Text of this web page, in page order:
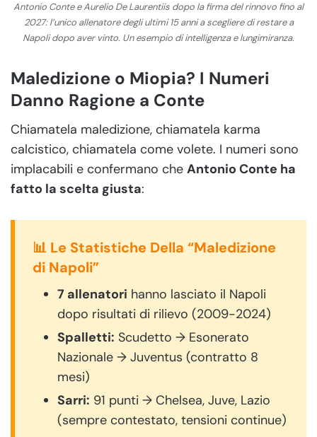
Antonio Conte e Aurelio De Laurentiis dopo la firma del rinnovo fino al
2027: l’unico allenatore degli ultimi 15 anni a scegliere di restare a
Napoli dopo aver vinto. Un esempio di intelligenza e lungimiranza.
Maledizione o Miopia? I Numeri
Danno Ragione a Conte
Chiamatela maledizione, chiamatela karma
calcistico, chiamatela come volete. I numeri sono
implacabili e confermano che Antonio Conte ha
fatto la scelta giusta:
📊 Le Statistiche Della “Maledizione
di Napoli”
7 allenatori hanno lasciato il Napoli
dopo risultati di rilievo (2009-2024)
Spalletti: Scudetto → Esonerato
Nazionale → Juventus (contratto 8
mesi)
Sarri: 91 punti → Chelsea, Juve, Lazio
(sempre contestato, tensioni continue)